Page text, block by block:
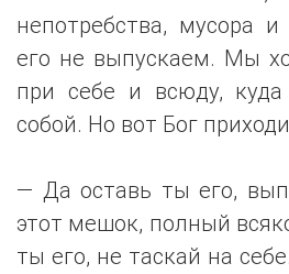
непотребства, мусора
его не выпускаем. Мы
при себе и всюду,
собой. Но вот Бог
— Да оставь ты его,
этот мешок, полный
ты его, не таскай на